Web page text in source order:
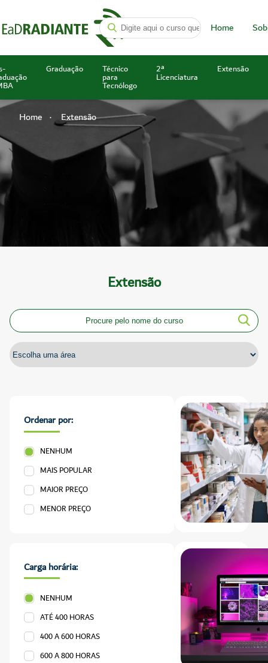
Home
Graduação Técnico
para
Tecnólogo
2ª
Licenciatura
Extensão
Home Extensão
Extensão
Ordenar por:
NENHUM
MAIS POPULAR
MAIOR PREÇO
MENOR PREÇO
Carga horária:
NENHUM
ATÉ 400 HORAS
400 A 600 HORAS
600 A 800 HORAS